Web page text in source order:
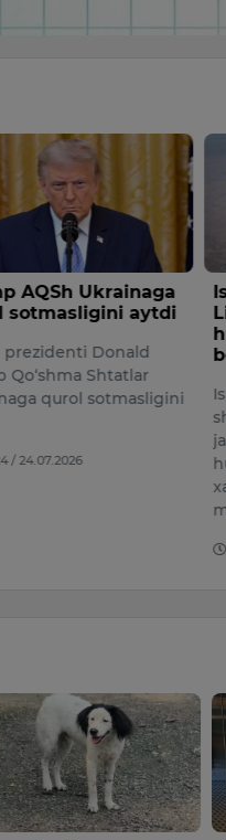
AQSh Ukrainaga
sotmasligini aytdi
prezidenti Donald
Qo‘shma Shtatlar
qurol sotmasligini
/ 24.07.2026